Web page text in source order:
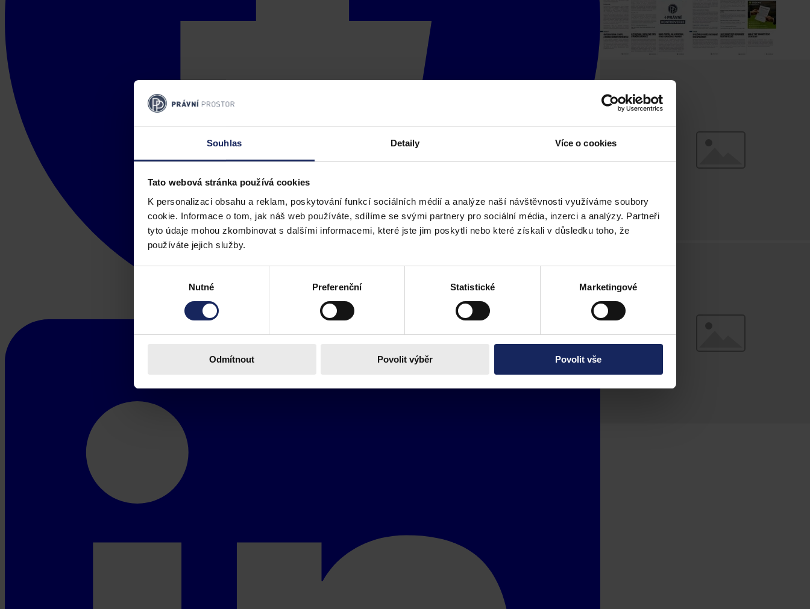
Souhlas Detaily Více o cookies
Tato webová stránka používá cookies
K personalizaci obsahu a reklam, poskytování funkcí sociálních médií a analýze naší návštěvnosti využíváme soubory
cookie. Informace o tom, jak náš web používáte, sdílíme se svými partnery pro sociální média, inzerci a analýzy. Partneři
tyto údaje mohou zkombinovat s dalšími informacemi, které jste jim poskytli nebo které získali v důsledku toho, že
používáte jejich služby.
Nutné Preferenční Statistické Marketingové
Odmítnout Povolit výběr Povolit vše